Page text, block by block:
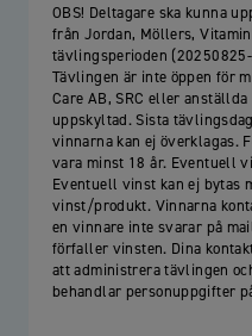
OBS! Deltagare ska kunna
från Jordan, Möllers,
tävlingsperioden
Tävlingen är inte öppen för
Care AB, SRC eller
uppskyltad. Sista
vinnarna kan ej överklagas.
vara minst 18 år. Eventuell
Eventuell vinst kan ej bytas
vinst/produkt. Vinnarna
en vinnare inte svarar på
förfaller vinsten. Dina
att administrera tävlingen
behandlar personuppgifter